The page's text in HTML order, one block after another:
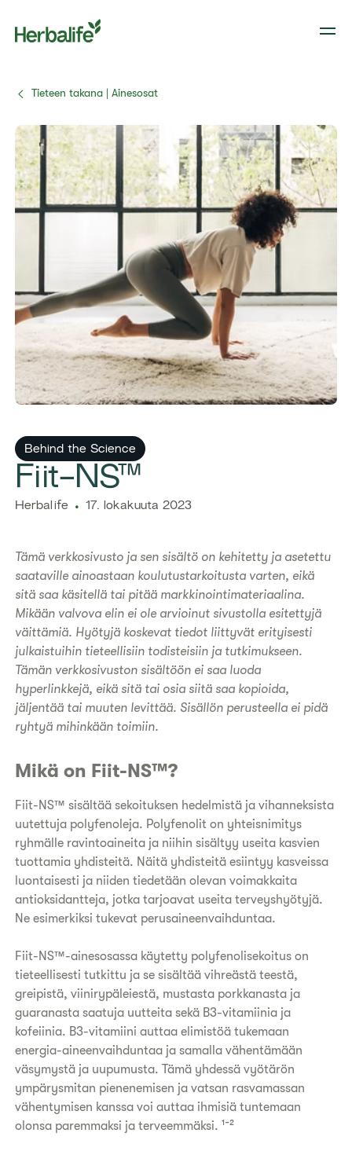
Tieteen takana | Ainesosat
Behind the Science
Fiit-NS™​
​​Herbalife​ 17. lokakuuta 2023
Tämä verkkosivusto ja sen sisältö on kehitetty ja asetettu
saataville ainoastaan koulutustarkoitusta varten, eikä
sitä saa käsitellä tai pitää markkinointimateriaalina.
Mikään valvova elin ei ole arvioinut sivustolla esitettyjä
väittämiä. Hyötyjä koskevat tiedot liittyvät erityisesti
julkaistuihin tieteellisiin todisteisiin ja tutkimukseen.
Tämän verkkosivuston sisältöön ei saa luoda
hyperlinkkejä, eikä sitä tai osia siitä saa kopioida,
jäljentää tai muuten levittää. Sisällön perusteella ei pidä
ryhtyä mihinkään toimiin.
Mikä on Fiit-NS™?
Fiit-NS™ sisältää sekoituksen hedelmistä ja vihanneksista
uutettuja polyfenoleja. Polyfenolit on yhteisnimitys
ryhmälle ravintoaineita ja niihin sisältyy useita kasvien
tuottamia yhdisteitä. Näitä yhdisteitä esiintyy kasveissa
luontaisesti ja niiden tiedetään olevan voimakkaita
antioksidantteja, jotka tarjoavat useita terveyshyötyjä.
Ne esimerkiksi tukevat perusaineenvaihduntaa.
Fiit-NS™-ainesosassa käytetty polyfenolisekoitus on
tieteellisesti tutkittu ja se sisältää vihreästä teestä,
greipistä, viinirypäleiestä, mustasta porkkanasta ja
guaranasta saatuja uutteita sekä B3-vitamiinia ja
kofeiinia. B3-vitamiini auttaa elimistöä tukemaan
energia-aineenvaihduntaa ja samalla vähentämään
väsymystä ja uupumusta. Tämä yhdessä vyötärön
ympärysmitan pienenemisen ja vatsan rasvamassan
vähentymisen kanssa voi auttaa ihmisiä tuntemaan
olonsa paremmaksi ja terveemmäksi. ¹⁻²